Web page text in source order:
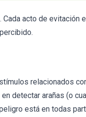
acto de evitación
relacionados
detectar arañas (o
está en todas